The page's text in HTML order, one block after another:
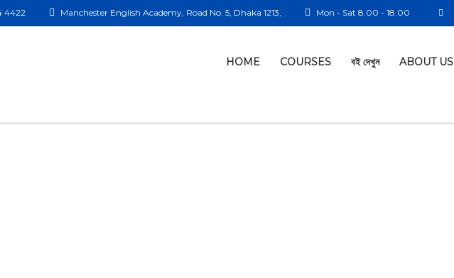
Mon - Sat 8.00 - 18.00
Manchester English Academy, Road No. 5, Dhaka 1213,
4422
HOME COURSES বই দেখুন ABOUT US